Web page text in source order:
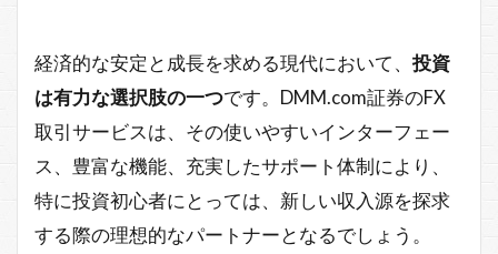
経済的な安定と成長を求める現代において、 投資
は有力な選択肢の一つです。DMM.com証券のFX
取引サービスは、その使いやすいインターフェー
ス、豊富な機能、充実したサポート体制により、
特に投資初心者にとっては、新しい収入源を探求
する際の理想的なパートナーとなるでしょう。